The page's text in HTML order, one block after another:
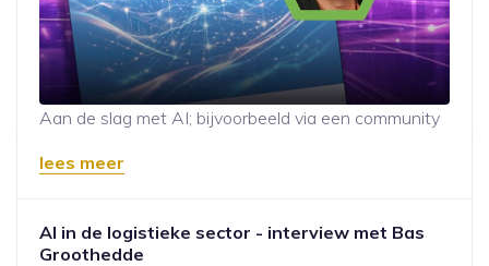
Aan de slag met AI; bijvoorbeeld via een community
lees meer
AI in de logistieke sector - interview met Bas
Groothedde